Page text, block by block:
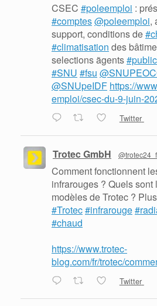
CSEC #poleemploi :
#comptes@poleemploi,
support, conditions de
#climatisation des
selections ãgents
#SNU #fsu
@SNUpeIDF https://
emploi/csec-du-9-juin-
Twitter
Trotec GmbH
Comment fonctionnent
infrarouges ? Quels
modèles de Trotec ?
#Trotec#infrarouge
#chaud
https://www.trotec-
blog.com/fr/trotec/
Twitter